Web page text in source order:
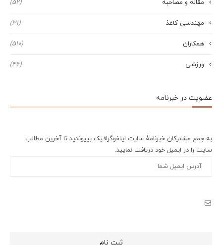
مقاله و مصاحبه (52)
مهندسی کاغذ (31)
همکاران (510)
ورزشی (46)
عضویت در خبرنامه
به جمع مشترکان خبرنامۀ سایت اینفوگرافیک بپیوندید تا آخرین مطالب
سایت را در ایمیل خود دریافت نمایید.